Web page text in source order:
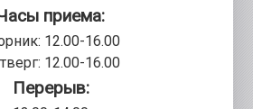
приема:
12.00-16.00
12.00-16.00
Перерыв: